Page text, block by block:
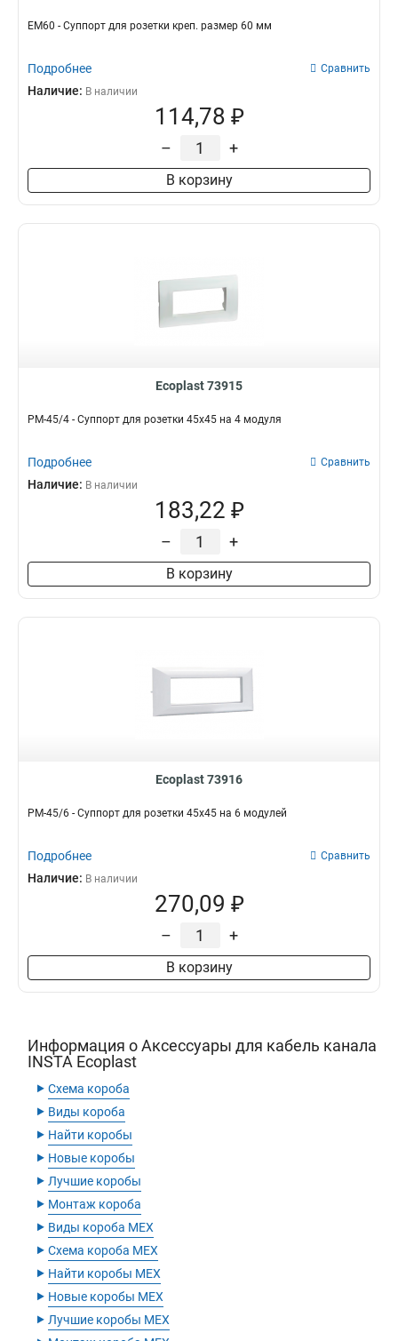
EM60 - Суппорт для розетки креп. размер 60 мм
Подробнее Сравнить
Наличие: В наличии
114,78 ₽
– +
В корзину
Ecoplast 73915
PM-45/4 - Суппорт для розетки 45x45 на 4 модуля
Подробнее Сравнить
Наличие: В наличии
183,22 ₽
– +
В корзину
Ecoplast 73916
PM-45/6 - Суппорт для розетки 45x45 на 6 модулей
Подробнее Сравнить
Наличие: В наличии
270,09 ₽
– +
В корзину
Информация о Аксессуары для кабель канала
INSTA Ecoplast
‣ Схема короба
‣ Виды короба
‣ Найти коробы
‣ Новые коробы
‣ Лучшие коробы
‣ Монтаж короба
‣ Виды короба MEX
‣ Схема короба MEX
‣ Найти коробы MEX
‣ Новые коробы MEX
‣ Лучшие коробы MEX